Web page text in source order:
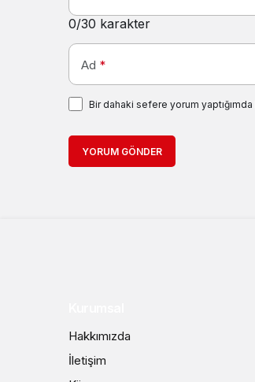
0/30 karakter
Ad *
Bir dahaki sefere yorum
YORUM GÖNDER
Hakkımızda
İletişim